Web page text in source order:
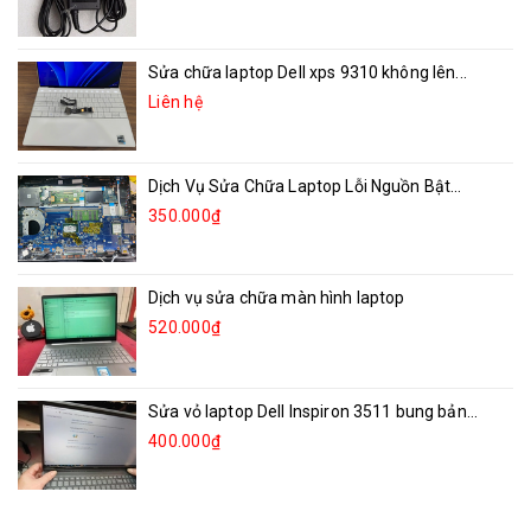
Sửa chữa laptop Dell xps 9310 không lên...
Liên hệ
Dịch Vụ Sửa Chữa Laptop Lỗi Nguồn Bật...
350.000₫
Dịch vụ sửa chữa màn hình laptop
520.000₫
Sửa vỏ laptop Dell Inspiron 3511 bung bản...
400.000₫